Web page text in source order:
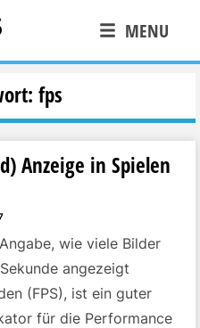
MENU
fps
Anzeige in Spielen
wie viele Bilder
angezeigt
(FPS), ist ein guter
für die Performance